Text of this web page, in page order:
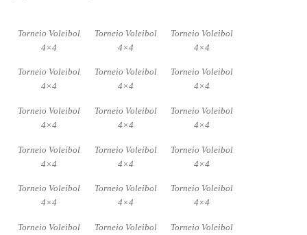
Torneio Voleibol
4×4
Torneio Voleibol
4×4
Torneio Voleibol
4×4
Torneio Voleibol
4×4
Torneio Voleibol
4×4
Torneio Voleibol
4×4
Torneio Voleibol
4×4
Torneio Voleibol
4×4
Torneio Voleibol
4×4
Torneio Voleibol
4×4
Torneio Voleibol
4×4
Torneio Voleibol
4×4
Torneio Voleibol
4×4
Torneio Voleibol
4×4
Torneio Voleibol
4×4
Torneio Voleibol
Torneio Voleibol
Torneio Voleibol